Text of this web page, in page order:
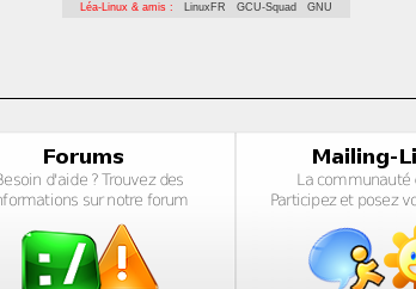
Léa-Linux & amis : LinuxFR GCU-Squad GNU